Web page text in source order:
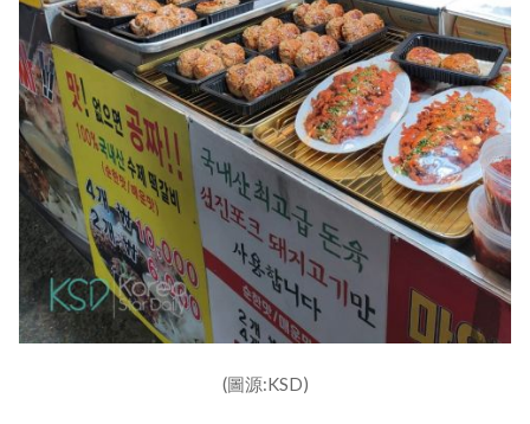
(圖源:KSD)